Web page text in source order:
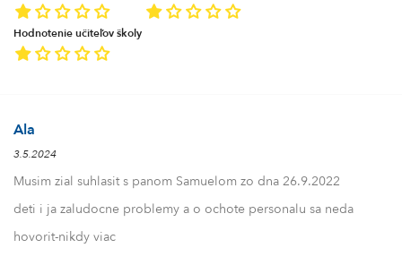
Hodnotenie učiteľov školy
Ala
3.5.2024
Musim zial suhlasit s panom Samuelom zo dna 26.9.2022
deti i ja zaludocne problemy a o ochote personalu sa neda
hovorit-nikdy viac